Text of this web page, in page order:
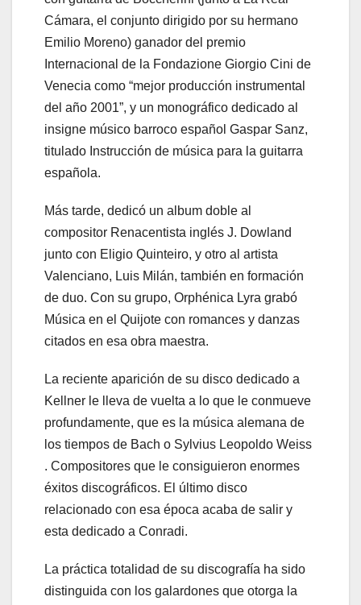
Cámara, el conjunto dirigido por su hermano
Emilio Moreno) ganador del premio
Internacional de la Fondazione Giorgio Cini de
Venecia como “mejor producción instrumental
del año 2001”, y un monográfico dedicado al
insigne músico barroco español Gaspar Sanz,
titulado Instrucción de música para la guitarra
española.
Más tarde, dedicó un album doble al
compositor Renacentista inglés J. Dowland
junto con Eligio Quinteiro, y otro al artista
Valenciano, Luis Milán, también en formación
de duo. Con su grupo, Orphénica Lyra grabó
Música en el Quijote con romances y danzas
citados en esa obra maestra.
La reciente aparición de su disco dedicado a
Kellner le lleva de vuelta a lo que le conmueve
profundamente, que es la música alemana de
los tiempos de Bach o Sylvius Leopoldo Weiss
. Compositores que le consiguieron enormes
éxitos discográficos. El último disco
relacionado con esa época acaba de salir y
esta dedicado a Conradi.
La práctica totalidad de su discografía ha sido
distinguida con los galardones que otorga la